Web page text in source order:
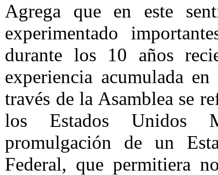
Agrega que en este
experimentado
durante los 10 años
experiencia acumulada
través de la Asamblea se
los Estados Unidos
promulgación de un
Federal, que permitiera